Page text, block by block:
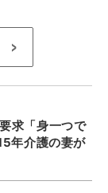
>
求「身一つで
年介護の妻が